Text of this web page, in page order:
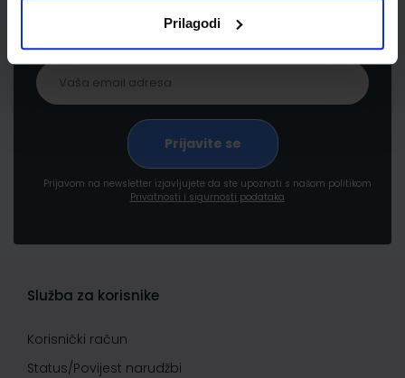
Prilagodi
pogodnostima
Prijavom na newsletter izjavljujete da ste upoznati s našom politikom
Privatnosti i sigurnosti podataka
Služba za korisnike
Korisnički račun
Status/Povijest narudžbi